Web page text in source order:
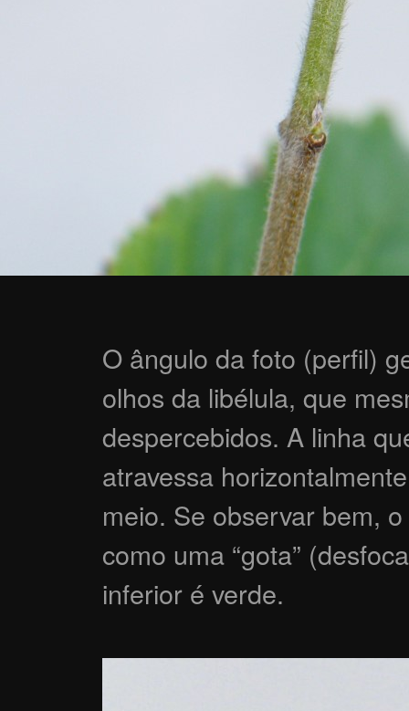
O ângulo da foto (perfil)
olhos da libélula, que
despercebidos. A linha
atravessa
meio. Se observar bem,
como uma “gota”
inferior é verde.